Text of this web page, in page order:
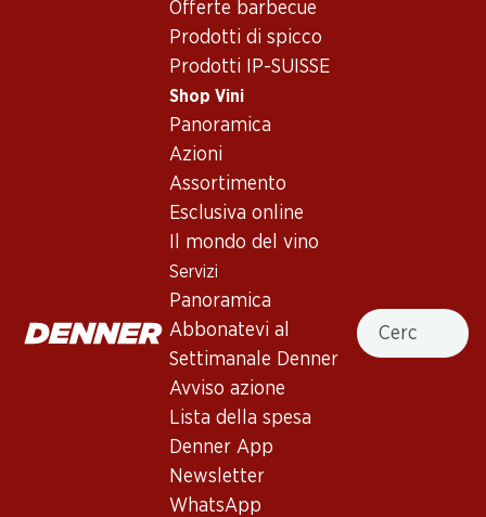
Offerte barbecue
Prodotti di spicco
Prodotti IP-SUISSE
Shop Vini
Panoramica
Azioni
Assortimento
Esclusiva online
Il mondo del vino
Servizi
Panoramica
Abbonatevi al
Settimanale Denner
Avviso azione
Lista della spesa
Denner App
Newsletter
WhatsApp
Cercare
Céline Rosé Côtes de
Gewürztraminer Cuvée
Réserve d’Alsace AOC
2025
Bottiglia: 25.95
Colligny Brut Champagne
Bottiglia: 48.50
Veuve Clicquot Brut
Champagne AOC